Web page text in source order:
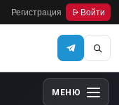
Регистрация Войти
МЕНЮ